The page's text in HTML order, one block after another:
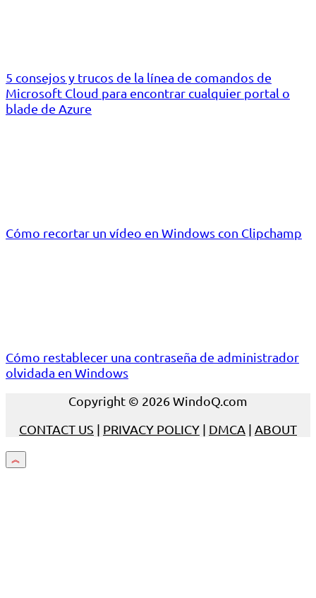
5 consejos y trucos de la línea de comandos de
Microsoft Cloud para encontrar cualquier portal o
blade de Azure
Cómo recortar un vídeo en Windows con Clipchamp
Cómo restablecer una contraseña de administrador
olvidada en Windows
Copyright © 2026 WindoQ.com
CONTACT US | PRIVACY POLICY | DMCA | ABOUT